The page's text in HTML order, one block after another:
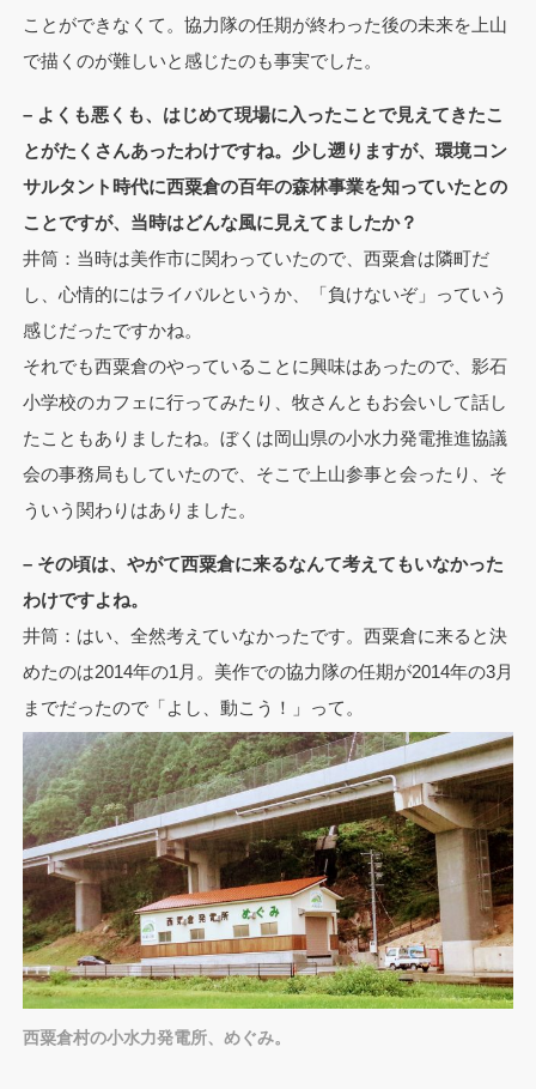
ことができなくて。協力隊の任期が終わった後の未来を上山
で描くのが難しいと感じたのも事実でした。
– よくも悪くも、はじめて現場に入ったことで見えてきたこ
とがたくさんあったわけですね。少し遡りますが、環境コン
サルタント時代に西粟倉の百年の森林事業を知っていたとの
ことですが、当時はどんな風に見えてましたか？
井筒：当時は美作市に関わっていたので、西粟倉は隣町だ
し、心情的にはライバルというか、「負けないぞ」っていう
感じだったですかね。
それでも西粟倉のやっていることに興味はあったので、影石
小学校のカフェに行ってみたり、牧さんともお会いして話し
たこともありましたね。ぼくは岡山県の小水力発電推進協議
会の事務局もしていたので、そこで上山参事と会ったり、そ
ういう関わりはありました。
– その頃は、やがて西粟倉に来るなんて考えてもいなかった
わけですよね。
井筒：はい、全然考えていなかったです。西粟倉に来ると決
めたのは2014年の1月。美作での協力隊の任期が2014年の3月
までだったので「よし、動こう！」って。
西粟倉村の小水力発電所、めぐみ。